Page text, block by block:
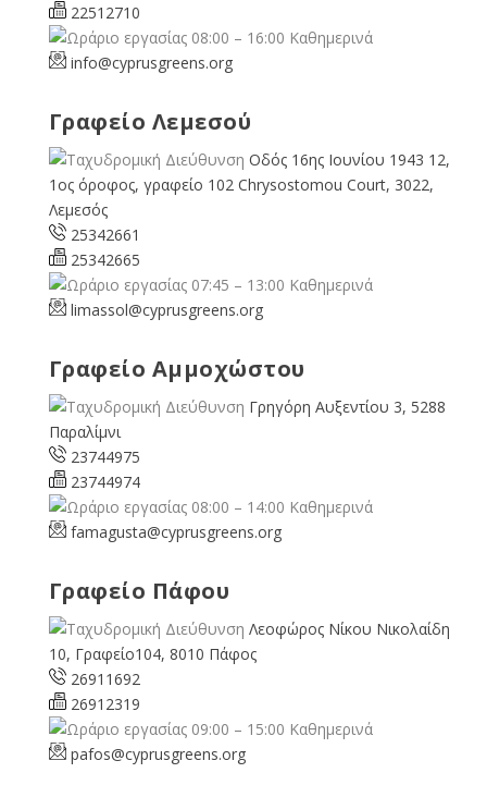
22512710
08:00 – 16:00 Καθημερινά
info@cyprusgreens.org
Γραφείο Λεμεσού
Οδός 16ης Ιουνίου 1943 12,
1ος όροφος, γραφείο 102 Chrysostomou Court, 3022,
Λεμεσός
25342661
25342665
07:45 – 13:00 Καθημερινά
limassol@cyprusgreens.org
Γραφείο Αμμοχώστου
Γρηγόρη Αυξεντίου 3, 5288
Παραλίμνι
23744975
23744974
08:00 – 14:00 Καθημερινά
famagusta@cyprusgreens.org
Γραφείο Πάφου
Λεοφώρος Νίκου Νικολαίδη
10, Γραφείο104, 8010 Πάφος
26911692
26912319
09:00 – 15:00 Καθημερινά
pafos@cyprusgreens.org